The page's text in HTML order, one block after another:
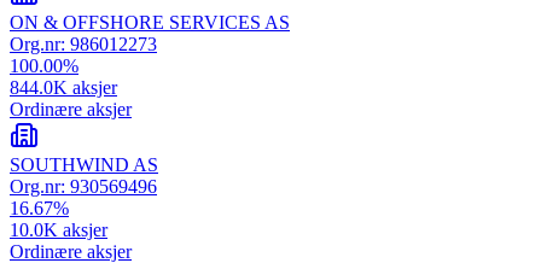
ON & OFFSHORE SERVICES AS
Org.nr: 986012273
100.00%
844.0K aksjer
Ordinære aksjer
SOUTHWIND AS
Org.nr: 930569496
16.67%
10.0K aksjer
Ordinære aksjer